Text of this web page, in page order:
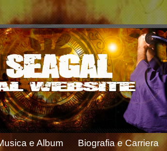
e Album Biografia e Carriera